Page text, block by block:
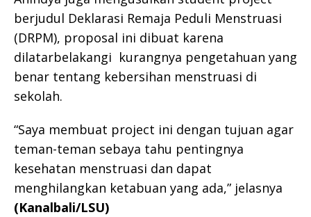
berjudul Deklarasi Remaja Peduli Menstruasi
(DRPM), proposal ini dibuat karena
dilatarbelakangi kurangnya pengetahuan yang
benar tentang kebersihan menstruasi di
sekolah.
“Saya membuat project ini dengan tujuan agar
teman-teman sebaya tahu pentingnya
kesehatan menstruasi dan dapat
menghilangkan ketabuan yang ada,” jelasnya
(Kanalbali/LSU)